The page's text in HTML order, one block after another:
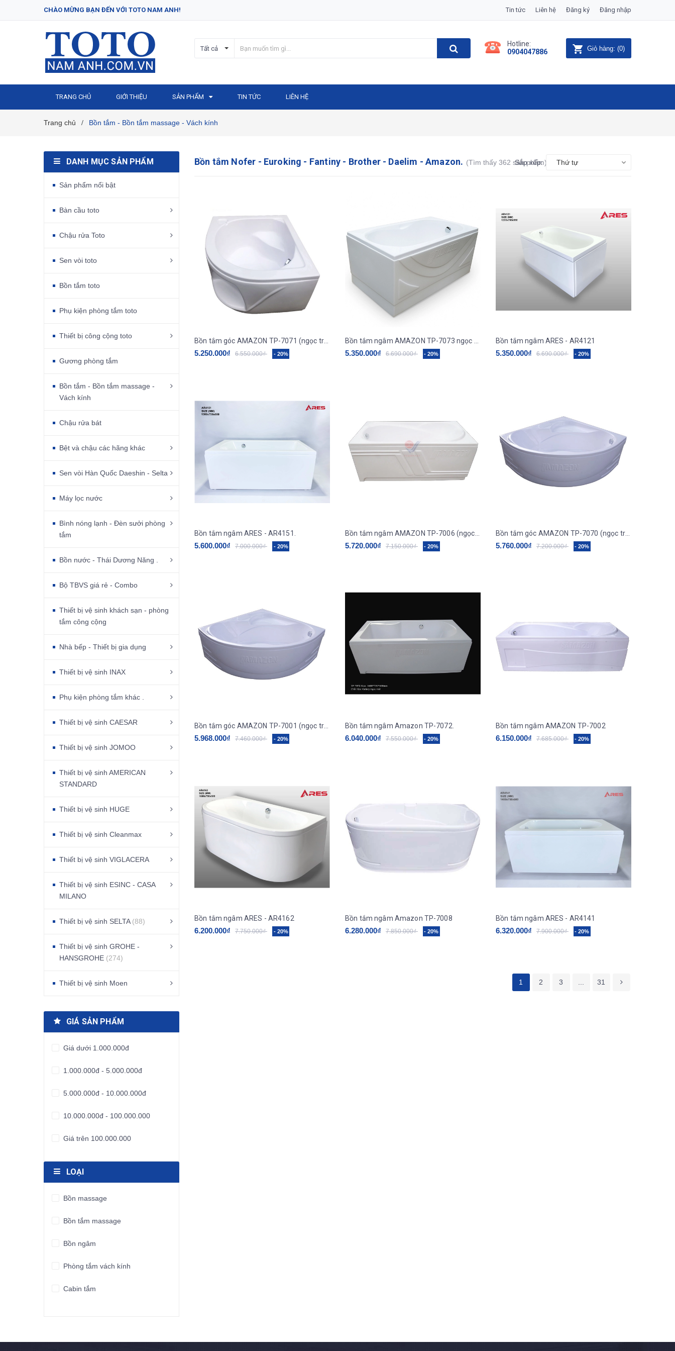
CHÀO MỪNG BẠN ĐẾN VỚI TOTO NAM ANH! Tin tức Liên hệ Đăng ký Đăng nhập
Tất cả
Hotline:
0904047886
Giỏ hàng: (0)
TRANG CHỦ GIỚI THIỆU SẢN PHẨM TIN TỨC LIÊN HỆ
Trang chủ / Bồn tắm - Bồn tắm massage - Vách kính
Bồn tắm Nofer - Euroking - Fantiny - Brother - Daelim - Amazon. (Tìm thấy 362 sản phẩm)
Sắp xếp: Thứ tự
Bồn tắm góc AMAZON TP-7071 (ngọc trai galaxy)
5.250.000₫ 6.550.000₫ - 20% 5.350.000₫ 6.690.000₫ - 20%
Bồn tắm ngâm ARES - AR4121
5.350.000₫ 6.690.000₫ - 20%
Bồn tắm ngâm ARES - AR4151.
5.600.000₫ 7.000.000₫ - 20% 5.720.000₫ 7.150.000₫ - 20%
Bồn tắm góc AMAZON TP-7070 (ngọc trai galaxy)
5.760.000₫ 7.200.000₫ - 20%
Bồn tắm góc AMAZON TP-7001 (ngọc trai galaxy)
5.968.000₫ 7.460.000₫ - 20%
Bồn tắm ngâm Amazon TP-7072.
6.040.000₫ 7.550.000₫ - 20%
Bồn tắm ngâm AMAZON TP-7002
6.150.000₫ 7.685.000₫ - 20%
Bồn tắm ngâm ARES - AR4162
6.200.000₫ 7.750.000₫ - 20%
Bồn tắm ngâm Amazon TP-7008
6.280.000₫ 7.850.000₫ - 20%
Bồn tắm ngâm ARES - AR4141
6.320.000₫ 7.900.000₫ - 20%
1 2 3 31
DANH MỤC SẢN PHẨM
Sản phẩm nổi bật
Bàn cầu toto
Chậu rửa Toto
Sen vòi toto
Bồn tắm toto
Phụ kiện phòng tắm toto
Thiết bị công cộng toto
Gương phòng tắm
Bồn tắm - Bồn tắm massage -
Vách kính
Chậu rửa bát
Bệt và chậu các hãng khác
Sen vòi Hàn Quốc Daeshin - Selta
Máy lọc nước
Bình nóng lạnh - Đèn sưởi phòng
tắm
Bồn nước - Thái Dương Năng .
Bộ TBVS giá rẻ - Combo
Thiết bị vệ sinh khách sạn - phòng
tắm công cộng
Nhà bếp - Thiết bị gia dụng
Thiết bị vệ sinh INAX
Phụ kiện phòng tắm khác .
Thiết bị vệ sinh CAESAR
Thiết bị vệ sinh JOMOO
Thiết bị vệ sinh AMERICAN
STANDARD
Thiết bị vệ sinh HUGE
Thiết bị vệ sinh Cleanmax
Thiết bị vệ sinh VIGLACERA
Thiết bị vệ sinh ESINC - CASA
MILANO
Thiết bị vệ sinh SELTA (88)
Thiết bị vệ sinh GROHE -
HANSGROHE (274)
Thiết bị vệ sinh Moen
GIÁ SẢN PHẨM
Giá dưới 1.000.000đ
1.000.000đ - 5.000.000đ
5.000.000đ - 10.000.000đ
10.000.000đ - 100.000.000
Giá trên 100.000.000
LOẠI
Bồn massage
Bồn tắm massage
Bồn ngâm
Phòng tắm vách kính
Cabin tắm